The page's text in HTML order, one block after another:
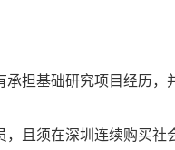
基础研究项目经历，
，且须在深圳连续购买社